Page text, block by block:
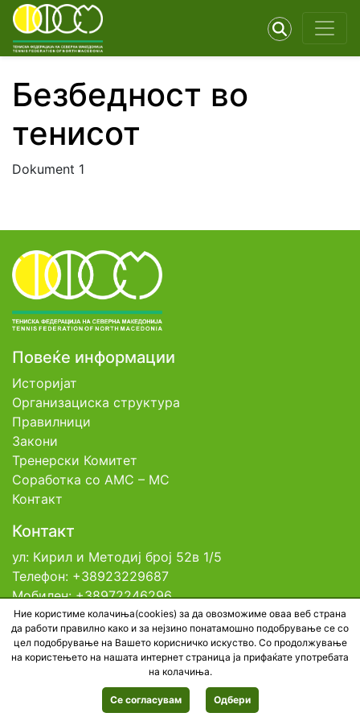
Безбедност во
тенисот
Dokument 1
Повеќе информации
Историјат
Организациска структура
Правилници
Закони
Тренерски Комитет
Соработка со АМС – МС
Контакт
Контакт
ул: Кирил и Методиј број 52в 1/5
Телефон: +38923229687
Мобилен: +38972246296
Емаил: contact@tfsm.mk
© 2026 Тениска Федерација на Северна
Македонија. All rights reserved. Developed by
BestNetStudio
Ние користиме колачиња(cookies) за да овозможиме оваа веб страна
да работи правилно како и за нејзино понатамошно подобрување се со
цел подобрување на Вашето корисничко искуство. Со продолжување
на користењето на нашата интернет страница ја прифаќате употребата
на колачиња.
Се согласувам Одбери